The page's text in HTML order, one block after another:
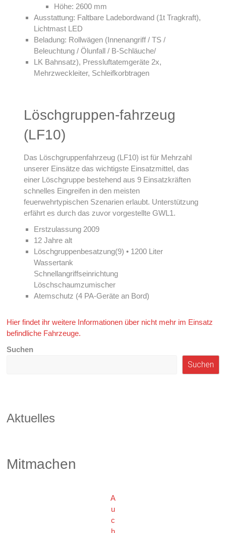
Höhe: 2600 mm
Ausstattung: Faltbare Ladebordwand (1t Tragkraft),
Lichtmast LED
Beladung: Rollwägen (Innenangriff / TS /
Beleuchtung / Ölunfall / B-Schläuche/
LK Bahnsatz), Pressluftatemgeräte 2x,
Mehrzweckleiter, Schleifkorbtragen
Löschgruppen-fahrzeug
(LF10)
Das Löschgruppenfahrzeug (LF10) ist für Mehrzahl
unserer Einsätze das wichtigste Einsatzmittel, das
einer Löschgruppe bestehend aus 9 Einsatzkräften
schnelles Eingreifen in den meisten
feuerwehrtypischen Szenarien erlaubt. Unterstützung
erfährt es durch das zuvor vorgestellte GWL1.
Erstzulassung 2009
12 Jahre alt
Löschgruppenbesatzung(9) • 1200 Liter
Wassertank
Schnellangriffseinrichtung
Löschschaumzumischer
Atemschutz (4 PA-Geräte an Bord)
Hier findet ihr weitere Informationen über nicht mehr im Einsatz
befindliche Fahrzeuge.
Suchen
Suchen
Aktuelles
Mitmachen
A
u
c
h